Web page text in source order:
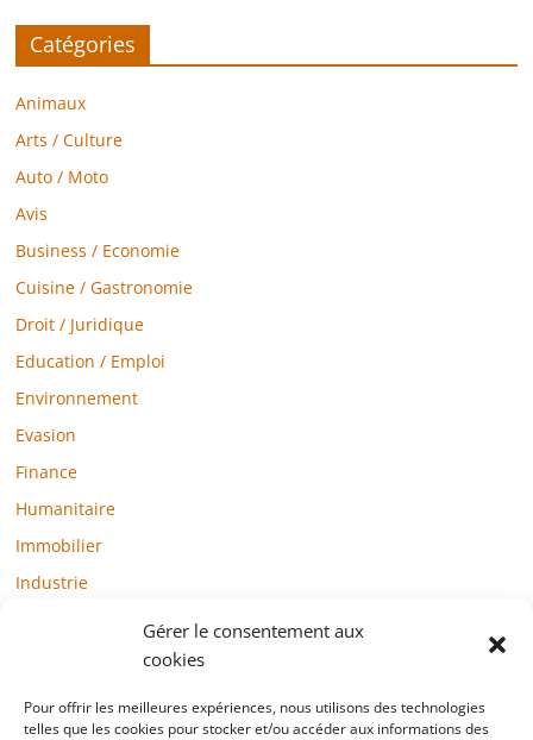
Gérer le consentement aux
cookies
Pour offrir les meilleures expériences, nous utilisons des technologies
telles que les cookies pour stocker et/ou accéder aux informations des
Catégories
Animaux
Arts / Culture
Auto / Moto
Avis
Business / Economie
Cuisine / Gastronomie
Droit / Juridique
Education / Emploi
Environnement
Evasion
Finance
Humanitaire
Immobilier
Industrie
Mode / Beauté / Bien-être